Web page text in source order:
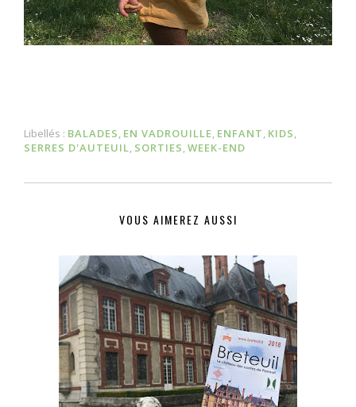
Libellés : BALADES, EN VADROUILLE, ENFANT, KIDS,
SERRES D'AUTEUIL, SORTIES,WEEK-END
VOUS AIMEREZ AUSSI